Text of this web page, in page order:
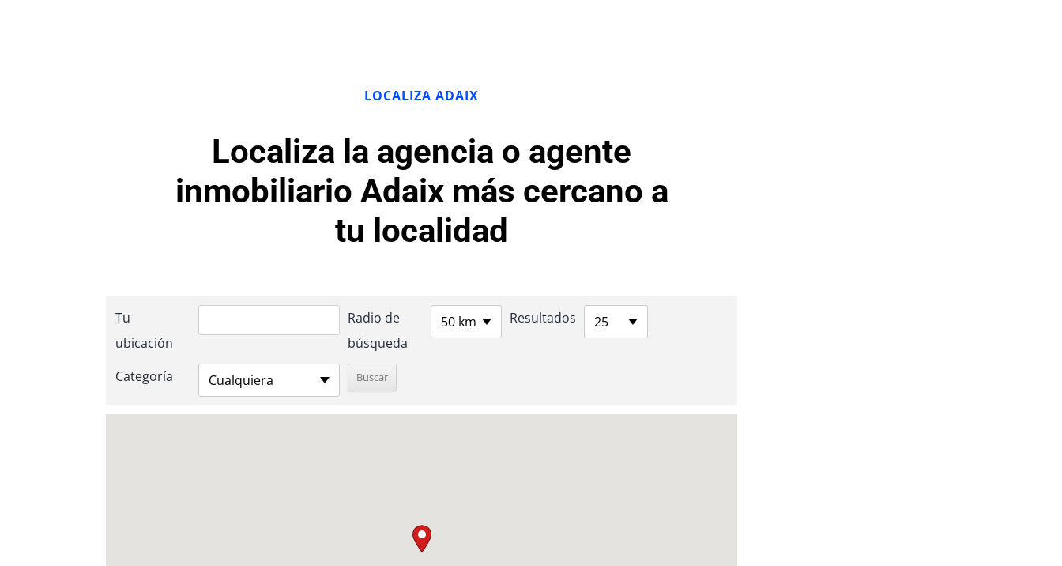
LOCALIZA ADAIX
Localiza la agencia o agente
inmobiliario Adaix más cercano a
tu localidad
Tu
ubicación
Radio de
búsqueda
50 km Resultados 25
Categoría Cualquiera